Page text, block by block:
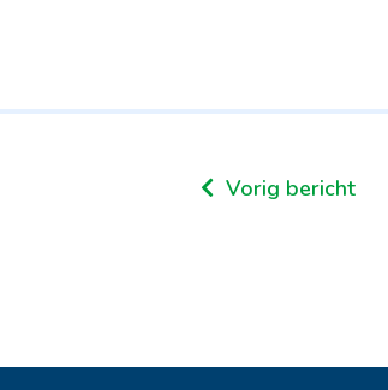
Vorig bericht